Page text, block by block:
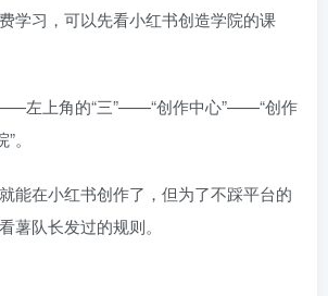
学习，可以先看小红书创造学院的课
左上角的“三”——“创作中心”——“创作
。
能在小红书创作了，但为了不踩平台的
薯队长发过的规则。